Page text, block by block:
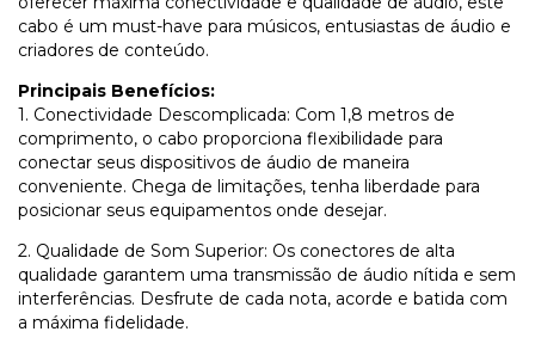
cabo é um must-have para músicos, entusiastas de áudio e
criadores de conteúdo.
Principais Benefícios:
1. Conectividade Descomplicada: Com 1,8 metros de
comprimento, o cabo proporciona flexibilidade para
conectar seus dispositivos de áudio de maneira
conveniente. Chega de limitações, tenha liberdade para
posicionar seus equipamentos onde desejar.
2. Qualidade de Som Superior: Os conectores de alta
qualidade garantem uma transmissão de áudio nítida e sem
interferências. Desfrute de cada nota, acorde e batida com
a máxima fidelidade.